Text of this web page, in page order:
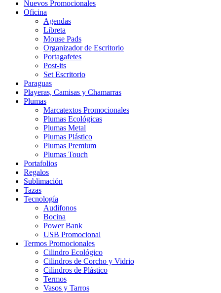
Nuevos Promocionales
Oficina
Agendas
Libreta
Mouse Pads
Organizador de Escritorio
Portagafetes
Post-its
Set Escritorio
Paraguas
Playeras, Camisas y Chamarras
Plumas
Marcatextos Promocionales
Plumas Ecológicas
Plumas Metal
Plumas Plástico
Plumas Premium
Plumas Touch
Portafolios
Regalos
Sublimación
Tazas
Tecnología
Audifonos
Bocina
Power Bank
USB Promocional
Termos Promocionales
Cilindro Ecológico
Cilindros de Corcho y Vidrio
Cilindros de Plástico
Termos
Vasos y Tarros